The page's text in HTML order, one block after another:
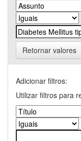
Retornar valores
Adicionar filtros:
Utilizar filtros para